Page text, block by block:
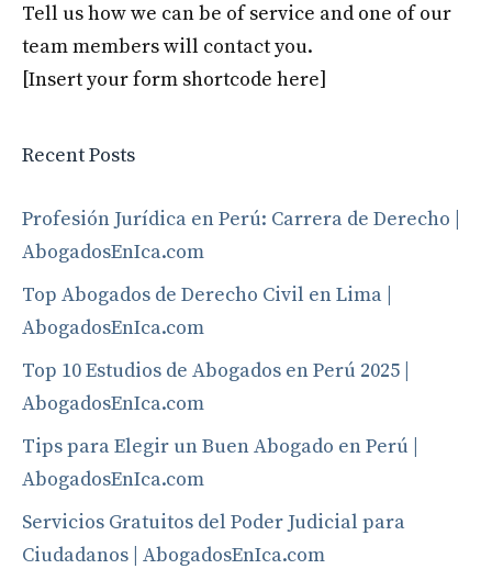
Tell us how we can be of service and one of our
team members will contact you.
[Insert your form shortcode here]
Recent Posts
Profesión Jurídica en Perú: Carrera de Derecho |
AbogadosEnIca.com
Top Abogados de Derecho Civil en Lima |
AbogadosEnIca.com
Top 10 Estudios de Abogados en Perú 2025 |
AbogadosEnIca.com
Tips para Elegir un Buen Abogado en Perú |
AbogadosEnIca.com
Servicios Gratuitos del Poder Judicial para
Ciudadanos | AbogadosEnIca.com